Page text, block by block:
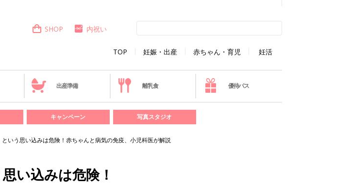
TOP 妊娠・出産 赤ちゃん・育児 妊活
SHOP 内祝い
出産準備 離乳食 優待パス
キャンペーン 写真スタジオ
という思い込みは危険！赤ちゃんと病気の免疫、小児科医が解説
い込みは危険！